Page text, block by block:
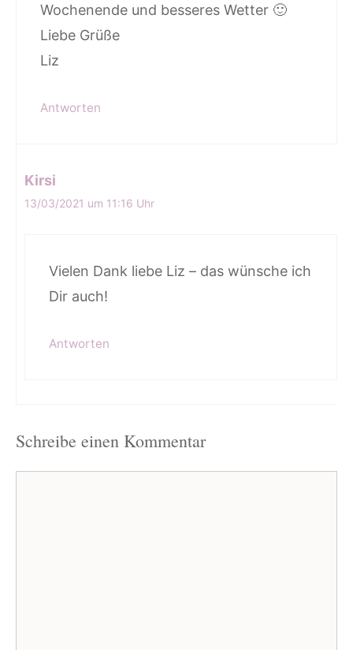
Wochenende und besseres Wetter 🙂
Liebe Grüße
Liz
Antworten
Kirsi
13/03/2021 um 11:16 Uhr
Vielen Dank liebe Liz – das wünsche ich
Dir auch!
Antworten
Schreibe einen Kommentar